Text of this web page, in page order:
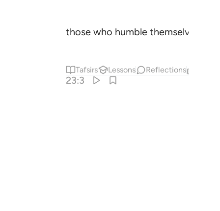
those who humble themselves in
Tafsirs Lessons Reflections
23:3